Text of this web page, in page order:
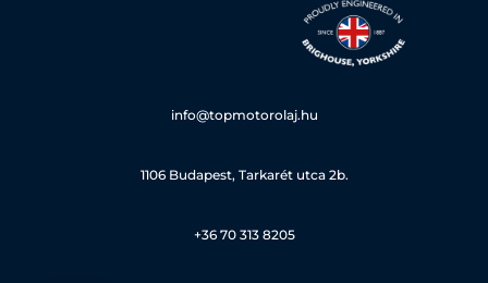
info@topmotorolaj.hu
1106 Budapest, Tarkarét utca 2b.
+36 70 313 8205